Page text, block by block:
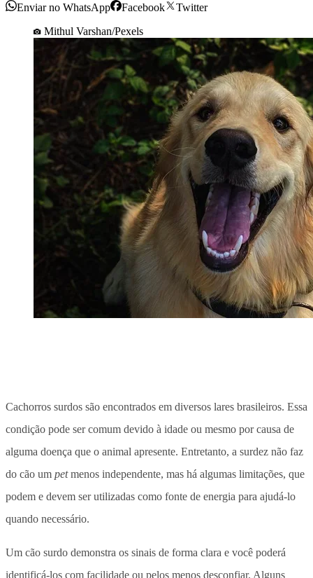
Enviar no WhatsApp Facebook
Twitter
Mithul Varshan/Pexels
Cachorros surdos são encontrados em diversos lares brasileiros. Essa
condição pode ser comum devido à idade ou mesmo por causa de
alguma doença que o animal apresente. Entretanto, a surdez não faz
do cão um petmenos independente, mas há algumas limitações, que
podem e devem ser utilizadas como fonte de energia para ajudá-lo
quando necessário.
Um cão surdo demonstra os sinais de forma clara e você poderá
identificá-los com facilidade ou pelos menos desconfiar. Alguns